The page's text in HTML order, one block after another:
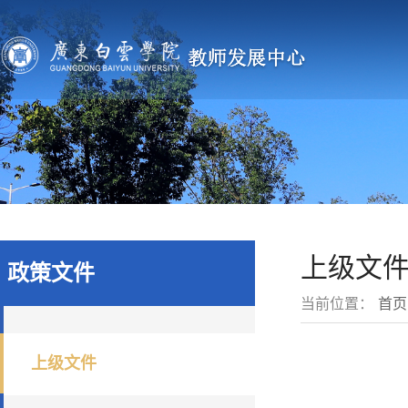
政策文件
上级文件
上级文
当前位置： 首页